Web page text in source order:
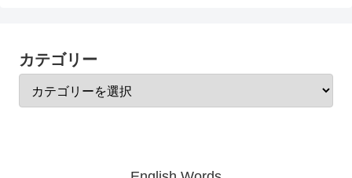
カテゴリー